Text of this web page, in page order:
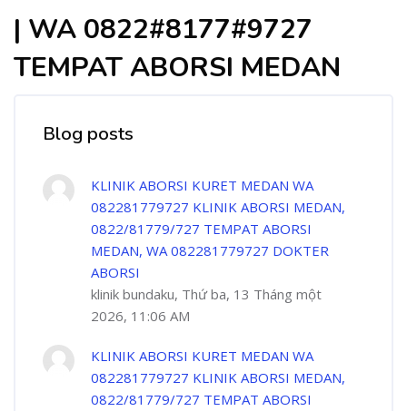
| WA 0822#8177#9727
TEMPAT ABORSI MEDAN
Blog posts
KLINIK ABORSI KURET MEDAN WA
082281779727 KLINIK ABORSI MEDAN,
0822/81779/727 TEMPAT ABORSI
MEDAN, WA 082281779727 DOKTER
ABORSI
klinik bundaku, Thứ ba, 13 Tháng một
2026, 11:06 AM
KLINIK ABORSI KURET MEDAN WA
082281779727 KLINIK ABORSI MEDAN,
0822/81779/727 TEMPAT ABORSI